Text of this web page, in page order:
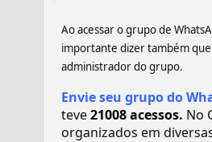
Ao acessar o grupo de
importante dizer também
administrador do grupo.
Envie seu grupo do
teve21008 acessos. No
organizados em